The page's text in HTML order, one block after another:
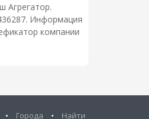
Агрегатор.
Информация
компании
• Города • Найти